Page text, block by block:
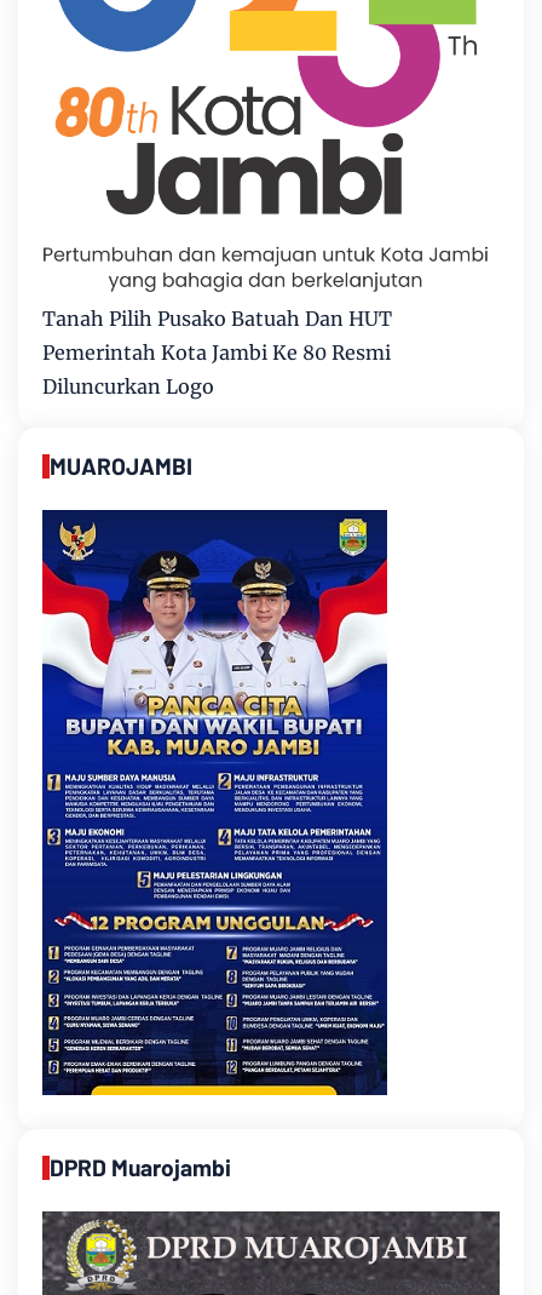
Tanah Pilih Pusako Batuah Dan HUT
Pemerintah Kota Jambi Ke 80 Resmi
Diluncurkan Logo
MUAROJAMBI
DPRD Muarojambi